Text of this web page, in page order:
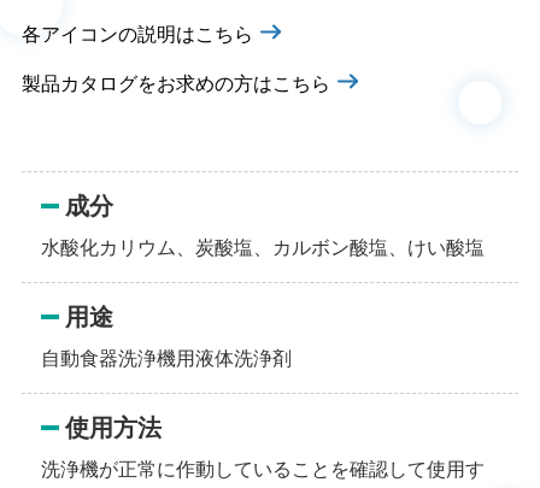
各アイコンの説明はこちら
製品カタログをお求めの方はこちら
成分
水酸化カリウム、炭酸塩、カルボン酸塩、けい酸塩
用途
自動食器洗浄機用液体洗浄剤
使用方法
洗浄機が正常に作動していることを確認して使用す